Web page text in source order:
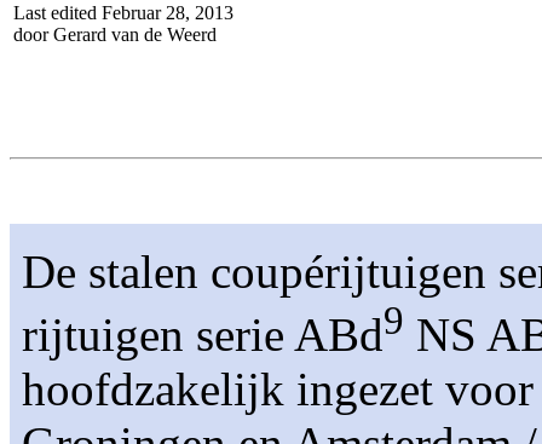
Last edited Februar 28, 2013
door Gerard van de Weerd
De stalen coupérijtuigen
rijtuigen serie ABd9 NS
hoofdzakelijk ingezet voor